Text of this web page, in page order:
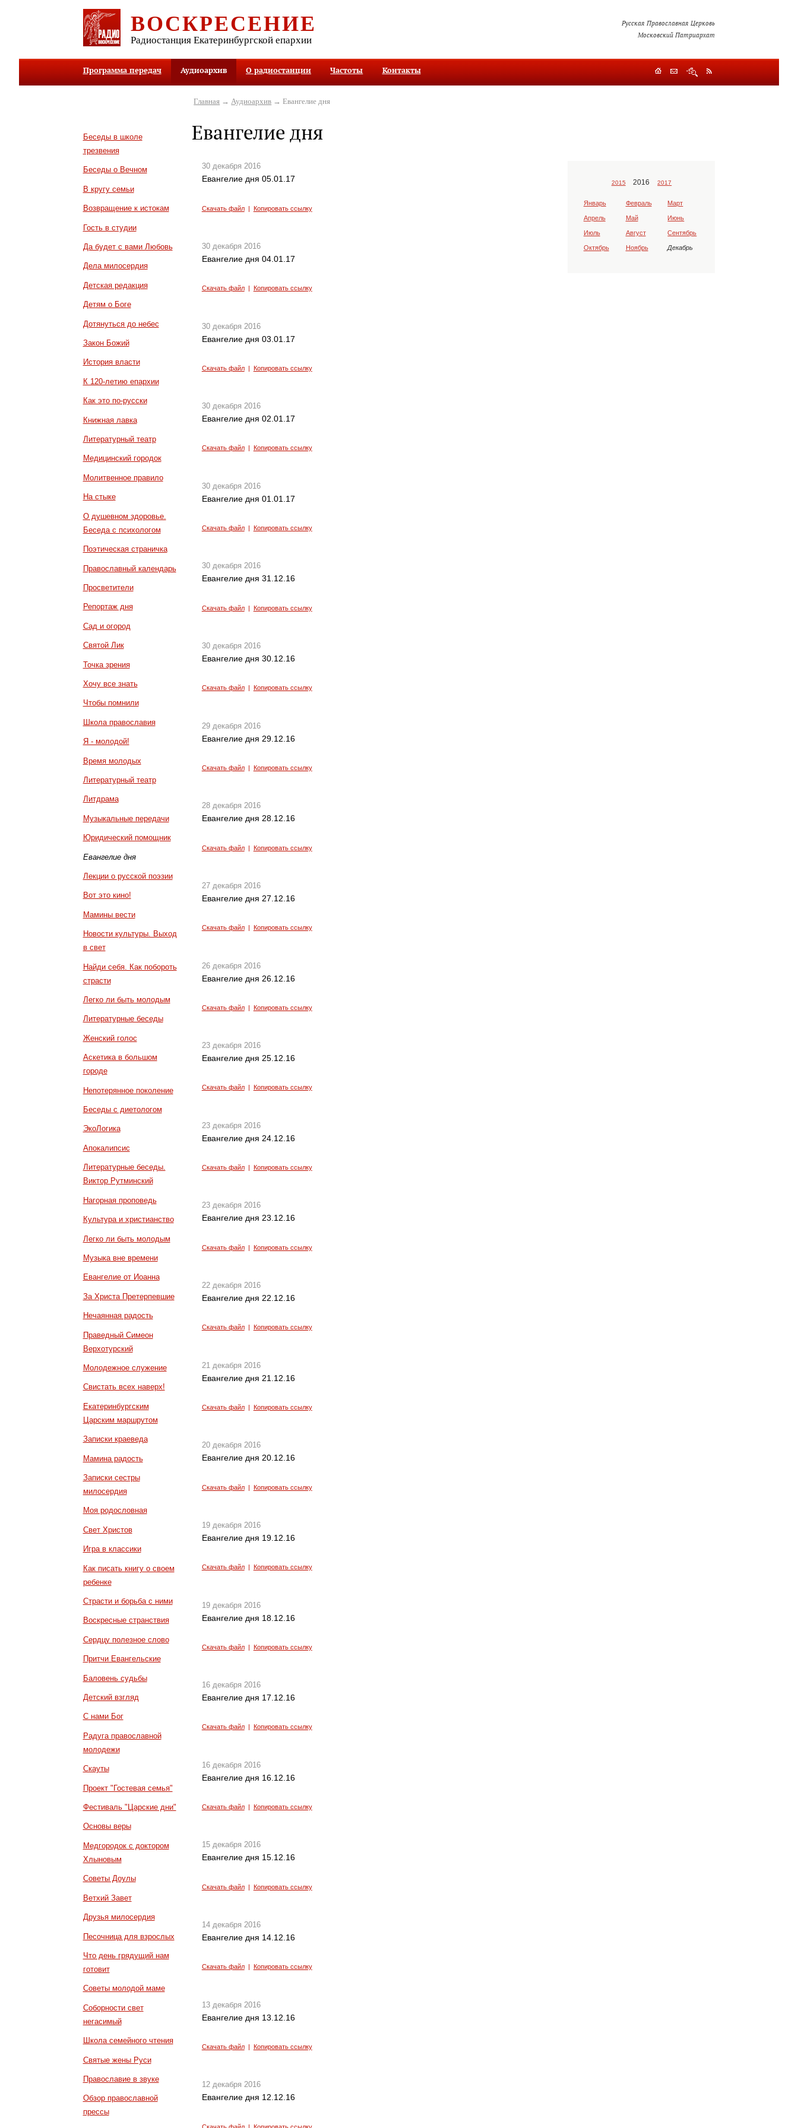
ВОСКРЕСЕНИЕ
Радиостанция Екатеринбургской епархии
Русская Православная Церковь
Московский Патриархат
Программа передач Аудиоархив О радиостанции Частоты Контакты
Беседы в школе
трезвения
Беседы о Вечном
В кругу семьи
Возвращение к истокам
Гость в студии
Да будет с вами Любовь
Дела милосердия
Детская редакция
Детям о Боге
Дотянуться до небес
Закон Божий
История власти
К 120-летию епархии
Как это по-русски
Книжная лавка
Литературный театр
Медицинский городок
Молитвенное правило
На стыке
О душевном здоровье.
Беседа с психологом
Поэтическая страничка
Православный календарь
Просветители
Репортаж дня
Сад и огород
Святой Лик
Точка зрения
Хочу все знать
Чтобы помнили
Школа православия
Я - молодой!
Время молодых
Литературный театр
Литдрама
Музыкальные передачи
Юридический помощник
Евангелие дня
Лекции о русской поэзии
Вот это кино!
Мамины вести
Новости культуры. Выход
в свет
Найди себя. Как побороть
страсти
Легко ли быть молодым
Литературные беседы
Женский голос
Аскетика в большом
городе
Непотерянное поколение
Беседы с диетологом
ЭкоЛогика
Апокалипсис
Литературные беседы.
Виктор Рутминский
Нагорная проповедь
Культура и христианство
Легко ли быть молодым
Музыка вне времени
Евангелие от Иоанна
За Христа Претерпевшие
Нечаянная радость
Праведный Симеон
Верхотурский
Молодежное служение
Свистать всех наверх!
Екатеринбургским
Царским маршрутом
Записки краеведа
Мамина радость
Записки сестры
милосердия
Моя родословная
Свет Христов
Игра в классики
Как писать книгу о своем
ребенке
Страсти и борьба с ними
Воскресные странствия
Сердцу полезное слово
Притчи Евангельские
Баловень судьбы
Детский взгляд
С нами Бог
Радуга православной
молодежи
Скауты
Проект "Гостевая семья"
Фестиваль "Царские дни"
Основы веры
Медгородок с доктором
Хлыновым
Советы Доулы
Ветхий Завет
Друзья милосердия
Песочница для взрослых
Что день грядущий нам
готовит
Советы молодой маме
Соборности свет
негасимый
Школа семейного чтения
Святые жены Руси
Православие в звуке
Обзор православной
прессы
Главная → Аудиоархив → Евангелие дня
Евангелие дня
30 декабря 2016
Евангелие дня 05.01.17
Скачать файл| Копировать ссылку
30 декабря 2016
Евангелие дня 04.01.17
Скачать файл| Копировать ссылку
30 декабря 2016
Евангелие дня 03.01.17
Скачать файл| Копировать ссылку
30 декабря 2016
Евангелие дня 02.01.17
Скачать файл| Копировать ссылку
30 декабря 2016
Евангелие дня 01.01.17
Скачать файл| Копировать ссылку
30 декабря 2016
Евангелие дня 31.12.16
Скачать файл| Копировать ссылку
30 декабря 2016
Евангелие дня 30.12.16
Скачать файл| Копировать ссылку
29 декабря 2016
Евангелие дня 29.12.16
Скачать файл| Копировать ссылку
28 декабря 2016
Евангелие дня 28.12.16
Скачать файл| Копировать ссылку
27 декабря 2016
Евангелие дня 27.12.16
Скачать файл| Копировать ссылку
26 декабря 2016
Евангелие дня 26.12.16
Скачать файл| Копировать ссылку
23 декабря 2016
Евангелие дня 25.12.16
Скачать файл| Копировать ссылку
23 декабря 2016
Евангелие дня 24.12.16
Скачать файл| Копировать ссылку
23 декабря 2016
Евангелие дня 23.12.16
Скачать файл| Копировать ссылку
22 декабря 2016
Евангелие дня 22.12.16
Скачать файл| Копировать ссылку
21 декабря 2016
Евангелие дня 21.12.16
Скачать файл| Копировать ссылку
20 декабря 2016
Евангелие дня 20.12.16
Скачать файл| Копировать ссылку
19 декабря 2016
Евангелие дня 19.12.16
Скачать файл| Копировать ссылку
19 декабря 2016
Евангелие дня 18.12.16
Скачать файл| Копировать ссылку
16 декабря 2016
Евангелие дня 17.12.16
Скачать файл| Копировать ссылку
16 декабря 2016
Евангелие дня 16.12.16
Скачать файл| Копировать ссылку
15 декабря 2016
Евангелие дня 15.12.16
Скачать файл| Копировать ссылку
14 декабря 2016
Евангелие дня 14.12.16
Скачать файл| Копировать ссылку
13 декабря 2016
Евангелие дня 13.12.16
Скачать файл| Копировать ссылку
12 декабря 2016
Евангелие дня 12.12.16
Скачать файл| Копировать ссылку
2015 2016 2017
Январь Февраль Март
Апрель Май Июнь
Июль Август Сентябрь
Октябрь Ноябрь Декабрь